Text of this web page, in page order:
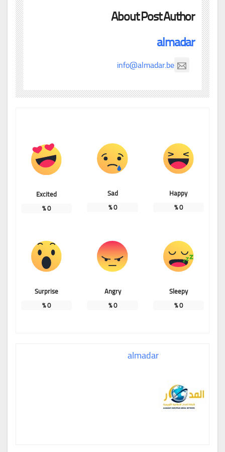
About Post Author
almadar
info@almadar.be
Happy
0
%
Sad
0
%
Excited
0
%
Sleepy
0
%
Angry
0
%
Surprise
0
%
almadar